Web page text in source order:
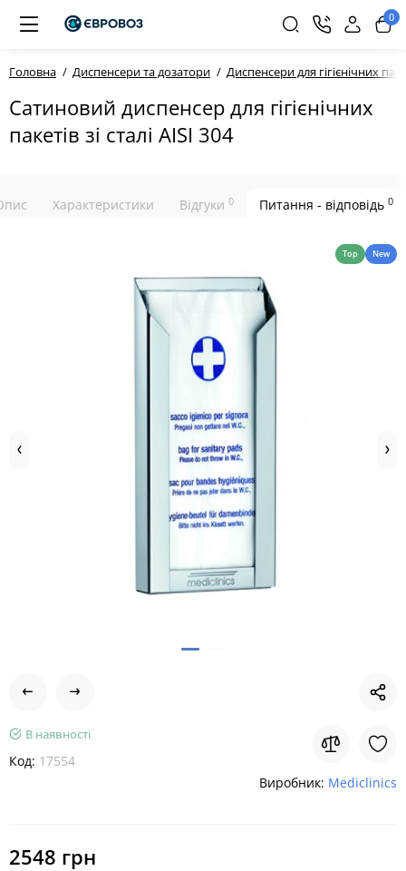
0
Головна Диспенсери та дозатори Диспенсери для гігієнічних
Сатиновий диспенсер для гігієнічних
пакетів зі сталі AISI 304
Характеристики Відгуки 0 Питання - відповідь 0
Top New
В наявності
Код: 17554
Виробник: Mediclinics
2548 грн